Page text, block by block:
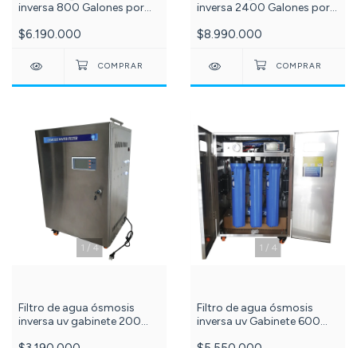
inversa 800 Galones por
acero con Luz uv 6w
$6.190.000
inversa 2400 Galones por
25w en Gabinete de Acero
$8.990.000
1 / 4
Filtro de agua ósmosis
inversa uv gabinete 200
1 / 4
Filtro de agua ósmosis
inversa uv Gabinete 600